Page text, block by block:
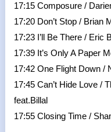
17:15 Composure /
17:20 Don’t Stop / Brian
17:23 I’ll Be There / Eric
17:39 It’s Only A Paper
17:42 One Flight Down /
17:45 Can’t Hide Love /
feat.Billal
17:55 Closing Time /